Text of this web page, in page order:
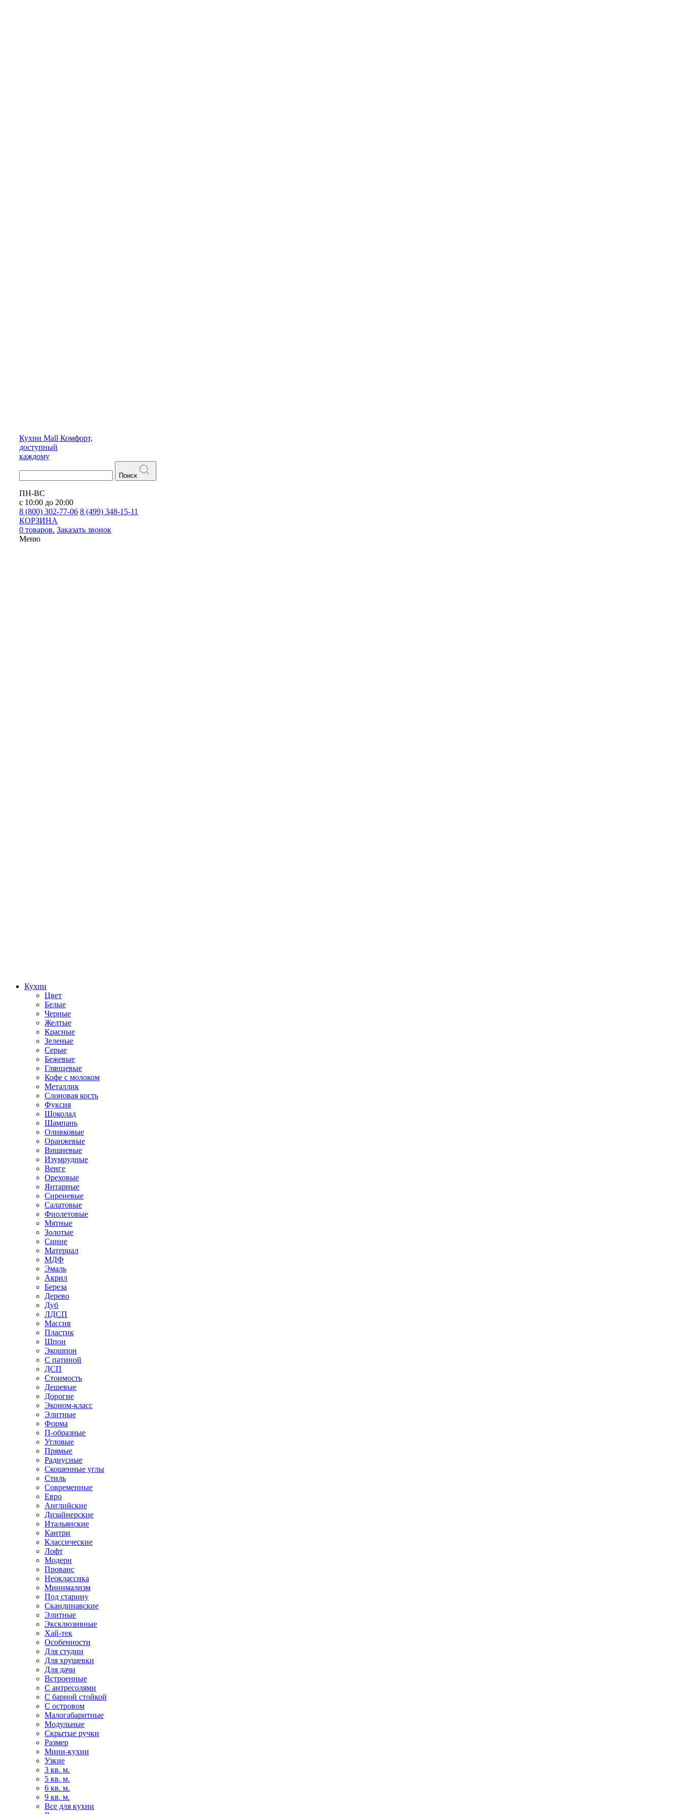
Кухни Mall Комфорт,
доступный
каждому
Поиск
ПН-ВС
с 10:00 до 20:00
8 (800) 302-77-06 8 (499) 348-15-11
КОРЗИНА
0 товаров. Заказать звонок
Меню
Кухни
Цвет
Белые
Черные
Желтые
Красные
Зеленые
Серые
Бежевые
Глянцевые
Кофе с молоком
Металлик
Слоновая кость
Фуксия
Шоколад
Шампань
Оливковые
Оранжевые
Вишневые
Изумрудные
Венге
Ореховые
Янтарные
Сиреневые
Салатовые
Фиолетовые
Мятные
Золотые
Синие
Материал
МДФ
Эмаль
Акрил
Береза
Дерево
Дуб
ЛДСП
Массив
Пластик
Шпон
Экошпон
С патиной
ДСП
Стоимость
Дешевые
Дорогие
Эконом-класс
Элитные
Форма
П-образные
Угловые
Прямые
Радиусные
Скошенные углы
Стиль
Современные
Евро
Английские
Дизайнерские
Итальянские
Кантри
Классические
Лофт
Модерн
Прованс
Неоклассика
Минимализм
Под старину
Скандинавские
Элитные
Эксклюзивные
Хай-тек
Особенности
Для студии
Для хрущевки
Для дачи
Встроенные
С антресолями
С барной стойкой
С островом
Малогабаритные
Модульные
Скрытые ручки
Размер
Мини-кухни
Узкие
3 кв. м.
5 кв. м.
6 кв. м.
9 кв. м.
Все для кухни